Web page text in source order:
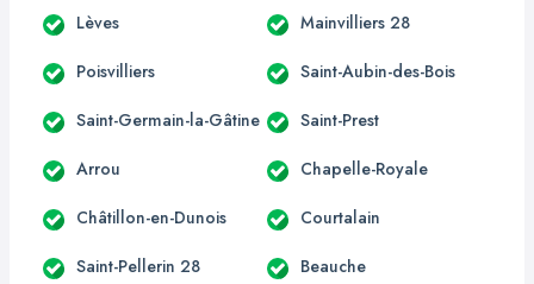
Lèves Mainvilliers 28
Poisvilliers Saint-Aubin-des-Bois
Saint-Germain-la-Gâtine Saint-Prest
Arrou Chapelle-Royale
Châtillon-en-Dunois Courtalain
Saint-Pellerin 28 Beauche